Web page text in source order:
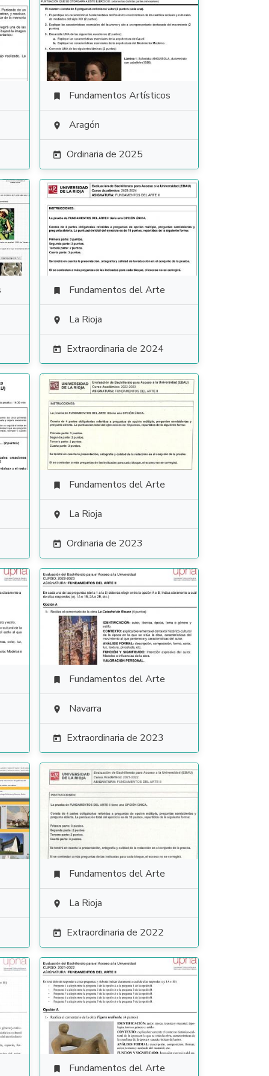
 Fundamentos Artísticos
 Aragón
 Ordinaria de 2025
 Fundamentos del Arte
 La Rioja
 Extraordinaria de 2024
 Fundamentos del Arte
 La Rioja
 Ordinaria de 2023
 Fundamentos del Arte
 Navarra
 Extraordinaria de 2023
 Fundamentos del Arte
 La Rioja
 Extraordinaria de 2022
 Fundamentos del Arte